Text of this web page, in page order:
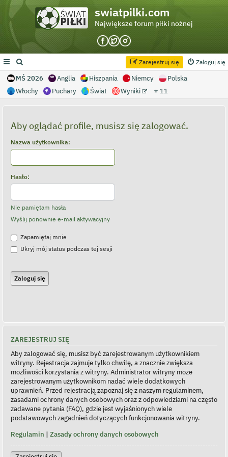
swiatpilki.com
Największe forum piłki nożnej
Zaloguj się
Zarejestruj się
MŚ 2026 Anglia Hiszpania Niemcy
Polska
Włochy
Puchary Świat Wyniki ⭐ 11
Aby oglądać profile, musisz się zalogować.
Nazwa użytkownika:
Hasło:
Nie pamiętam hasła
Wyślij ponownie e-mail aktywacyjny
Zapamiętaj mnie
Ukryj mój status podczas tej sesji
ZAREJESTRUJ SIĘ
Aby zalogować się, musisz być zarejestrowanym użytkownikiem
witryny. Rejestracja zajmuje tylko chwilę, a znacznie zwiększa
możliwości korzystania z witryny. Administrator witryny może
zarejestrowanym użytkownikom nadać wiele dodatkowych
uprawnień. Przed rejestracją zapoznaj się z naszym regulaminem,
zasadami ochrony danych osobowych oraz z odpowiedziami na często
zadawane pytania (FAQ), gdzie jest wyjaśnionych wiele
podstawowych zagadnień dotyczących funkcjonowania witryny.
Regulamin | Zasady ochrony danych osobowych